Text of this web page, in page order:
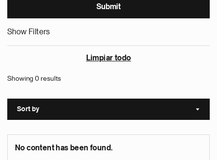
Show Filters
Limpiar todo
Showing 0 results
Sort by Sort
No content has been found.